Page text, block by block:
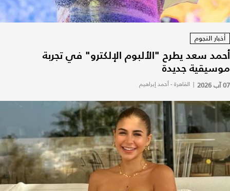
أخبار النجوم
أحمد سعد يطرح "الألبوم الإلكترو" في تجربة
موسيقية جديدة
07 آب 2026 | القاهرة - أحمد إبراهيم